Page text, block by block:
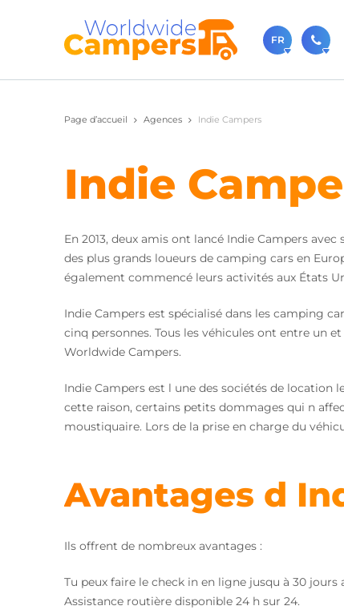
FR
Vous
Page d’accueil Agences Indie Campers
Indie
En 2013, deux amis ont lancé Indie Campers
des plus grands loueurs de camping cars en
également commencé leurs activités aux États
Indie Campers est spécialisé dans les camping
cinq personnes. Tous les véhicules ont entre un
Worldwide Campers.
Indie Campers est l une des sociétés de location
cette raison, certains petits dommages qui n
moustiquaire. Lors de la prise en charge du
Avantages d
Ils offrent de nombreux avantages :
Tu peux faire le check in en ligne jusqu à 30
Assistance routière disponible 24 h sur 24.